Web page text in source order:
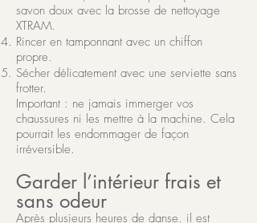
savon doux avec la brosse de nettoyage
XTRAM.
Rincer en tamponnant avec un chiffon
propre.
Sécher délicatement avec une serviette sans
frotter.
Important : ne jamais immerger vos
chaussures ni les mettre à la machine. Cela
pourrait les endommager de façon
irréversible.
Garder l’intérieur frais et
sans odeur
Après plusieurs heures de danse, il est